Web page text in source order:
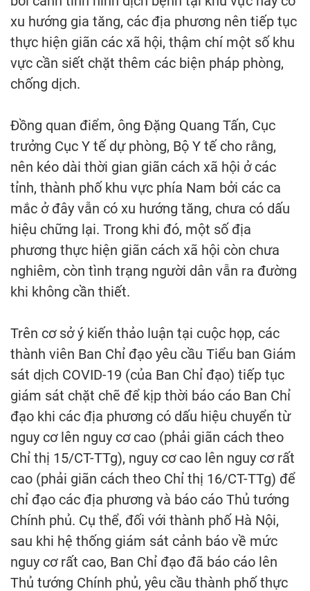
xu hướng gia tăng, các địa phương nên tiếp tục
thực hiện giãn các xã hội, thậm chí một số khu
vực cần siết chặt thêm các biện pháp phòng,
chống dịch.
Đồng quan điểm, ông Đặng Quang Tấn, Cục
trưởng Cục Y tế dự phòng, Bộ Y tế cho rằng,
nên kéo dài thời gian giãn cách xã hội ở các
tỉnh, thành phố khu vực phía Nam bởi các ca
mắc ở đây vẫn có xu hướng tăng, chưa có dấu
hiệu chững lại. Trong khi đó, một số địa
phương thực hiện giãn cách xã hội còn chưa
nghiêm, còn tình trạng người dân vẫn ra đường
khi không cần thiết.
Trên cơ sở ý kiến thảo luận tại cuộc họp, các
thành viên Ban Chỉ đạo yêu cầu Tiểu ban Giám
sát dịch COVID-19 (của Ban Chỉ đạo) tiếp tục
giám sát chặt chẽ để kịp thời báo cáo Ban Chỉ
đạo khi các địa phương có dấu hiệu chuyển từ
nguy cơ lên nguy cơ cao (phải giãn cách theo
Chỉ thị 15/CT-TTg), nguy cơ cao lên nguy cơ rất
cao (phải giãn cách theo Chỉ thị 16/CT-TTg) để
chỉ đạo các địa phương và báo cáo Thủ tướng
Chính phủ. Cụ thể, đối với thành phố Hà Nội,
sau khi hệ thống giám sát cảnh báo về mức
nguy cơ rất cao, Ban Chỉ đạo đã báo cáo lên
Thủ tướng Chính phủ, yêu cầu thành phố thực